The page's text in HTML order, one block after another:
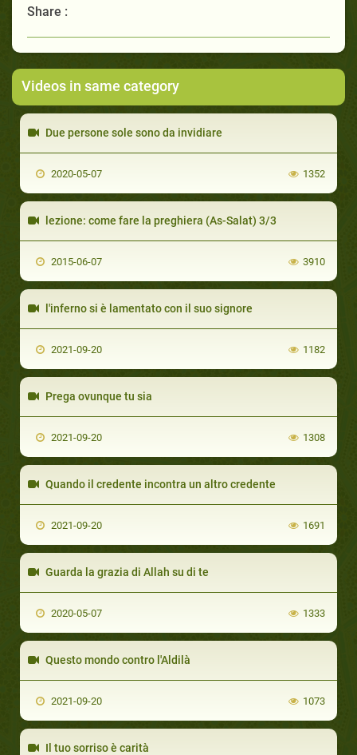
Share :
Videos in same category
Due persone sole sono da invidiare
2020-05-07 1352
lezione: come fare la preghiera (As-Salat) 3/3
2015-06-07 3910
l'inferno si è lamentato con il suo signore
2021-09-20 1182
Prega ovunque tu sia
2021-09-20 1308
Quando il credente incontra un altro credente
2021-09-20 1691
Guarda la grazia di Allah su di te
2020-05-07 1333
Questo mondo contro l'Aldilà
2021-09-20 1073
Il tuo sorriso è carità